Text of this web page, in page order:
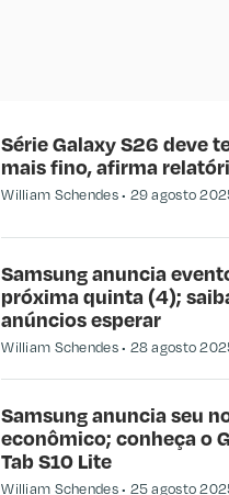
Série Galaxy S26 deve
mais fino, afirma
William Schendes 29 agosto
Samsung anuncia
próxima quinta (4);
anúncios esperar
William Schendes 28 agosto
Samsung anuncia seu
econômico; conheça o
Tab S10 Lite
William Schendes 25 agosto